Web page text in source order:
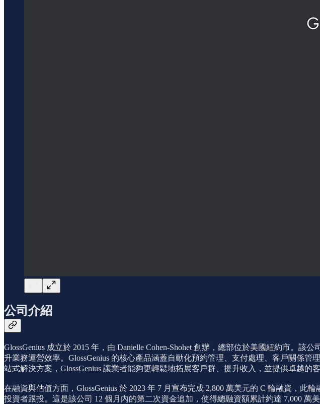
公司介紹
GlossGenius 成立於 2015 年，由 Danielle Cohen-Shohet 創辦，總部位於美國紐約市。
升業務運營效率。GlossGenius 的核心產品涵蓋自動化預約管理、支付處理、客戶關係
站式解決方案，GlossGenius 讓業者能夠更輕鬆地拓展客戶群、提升收入，並提供卓越的客
在融資與估值方面，GlossGenius 於 2023 年 7 月宣布完成 2,800 萬美元的 C 輪融資，此輪
投資者跟投。這是該公司 12 個月內的第二次資金追加，使得總融資額累計約達 7,000 萬